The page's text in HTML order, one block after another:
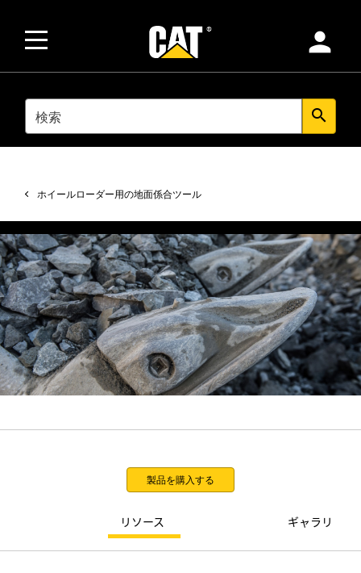
person
SEARCH search
ホイールローダー用の地面係合ツール
製品を購入する
リソース ギャラリ